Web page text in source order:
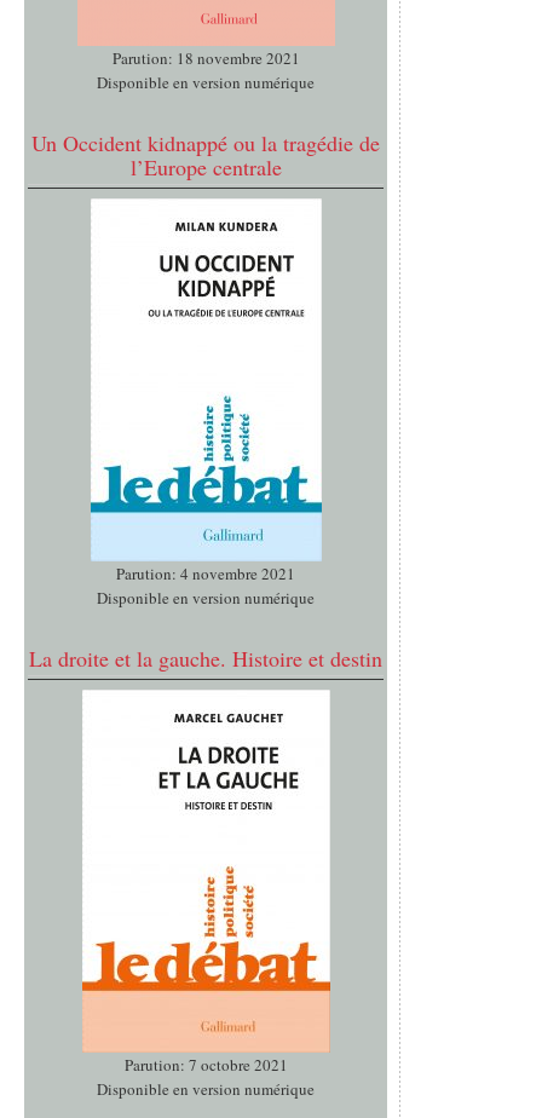
Parution: 18 novembre 2021
Disponible en version numérique
Un Occident kidnappé ou la tragédie de
l’Europe centrale
Parution: 4 novembre 2021
Disponible en version numérique
La droite et la gauche. Histoire et destin
Parution: 7 octobre 2021
Disponible en version numérique